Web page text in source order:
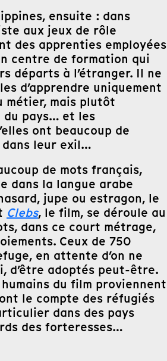
ensuite : dans
aux jeux de rôle
des apprenties employées
centre de formation qui
départs à l’étranger. Il ne
d’apprendre uniquement
métier, mais plutôt
du pays… et les
ont beaucoup de
dans leur exil…
de mots français,
dans la langue arabe
jupe ou estragon, le
Clebs, le film, se déroule au
dans ce court métrage,
Ceux de 750
en attente d’on ne
d’être adoptés peut-être.
du film proviennent
le compte des réfugiés
dans des pays
des forteresses…